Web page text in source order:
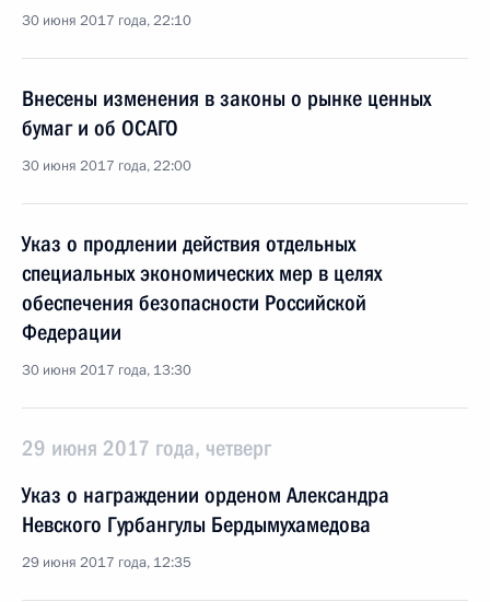
30 июня 2017 года, 22:10
Внесены изменения в законы о рынке ценных
бумаг и об ОСАГО
30 июня 2017 года, 22:00
Указ о продлении действия отдельных
специальных экономических мер в целях
обеспечения безопасности Российской
Федерации
30 июня 2017 года, 13:30
29 июня 2017 года, четверг
Указ о награждении орденом Александра
Невского Гурбангулы Бердымухамедова
29 июня 2017 года, 12:35